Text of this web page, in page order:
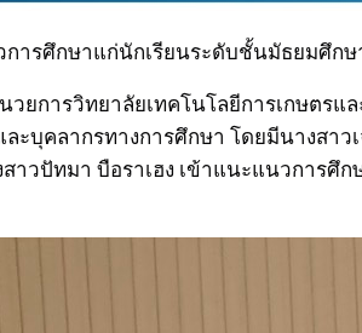
ารศึกษาแก่นักเรียนระดับชั้นมัธยมศึก
ยการวิทยาลัยเทคโนโลยีการเกษตร
ะบุคลากรทางการศึกษา โดยมีนางส
าวปัทมา บือราเฮง เข้าแนะแนวการ